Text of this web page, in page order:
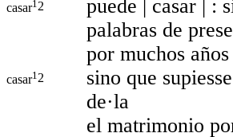
casar1 2
puede | casar | :
palabras de
casar1 2
por muchos
sino que
de·la
el matrimonio